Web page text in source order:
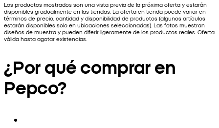
Los productos mostrados son una vista previa de la próxima oferta y estarán
disponibles gradualmente en las tiendas. La oferta en tienda puede variar en
términos de precio, cantidad y disponibilidad de productos (algunos artículos
estarán disponibles solo en ubicaciones seleccionadas). Las fotos muestran
diseños de muestra y pueden diferir ligeramente de los productos reales. Oferta
válida hasta agotar existencias.
¿Por qué comprar en
Pepco?